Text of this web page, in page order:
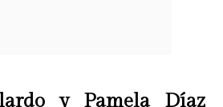
y Pamela Díaz